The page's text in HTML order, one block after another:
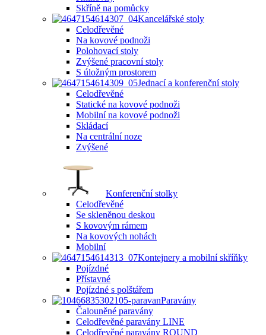
Skříně na pomůcky
Kancelářské stoly
Celodřevěné
Na kovové podnoži
Polohovací stoly
Zvýšené pracovní stoly
S úložným prostorem
Jednací a konferenční stoly
Celodřevěné
Statické na kovové podnoži
Mobilní na kovové podnoži
Skládací
Na centrální noze
Zvýšené
Konferenční stolky
Celodřevěné
Se skleněnou deskou
S kovovým rámem
Na kovových nohách
Mobilní
Kontejnery a mobilní skříňky
Pojízdné
Přístavné
Pojízdné s polštářem
Paravány
Čalouněné paravány
Celodřevěné paravány LINE
Celodřevěné paravány ROUND